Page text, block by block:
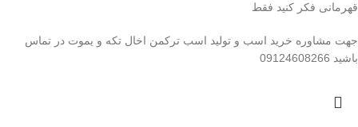
قهرمانی فکر کنید فقط
جهت مشاوره خرید اسب و تولید اسب ترکمن اخال تکه و یموت در تماس
باشید 09124608266